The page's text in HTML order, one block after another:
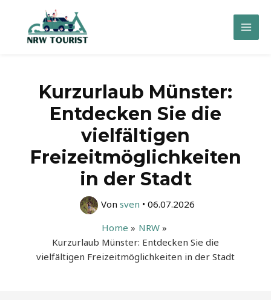
springen
Main
Kurzurlaub Münster:
Entdecken Sie die
vielfältigen
Freizeitmöglichkeiten
in der Stadt
Von sven • 06.07.2026
Home
NRW
Kurzurlaub Münster: Entdecken Sie die
vielfältigen Freizeitmöglichkeiten in der Stadt